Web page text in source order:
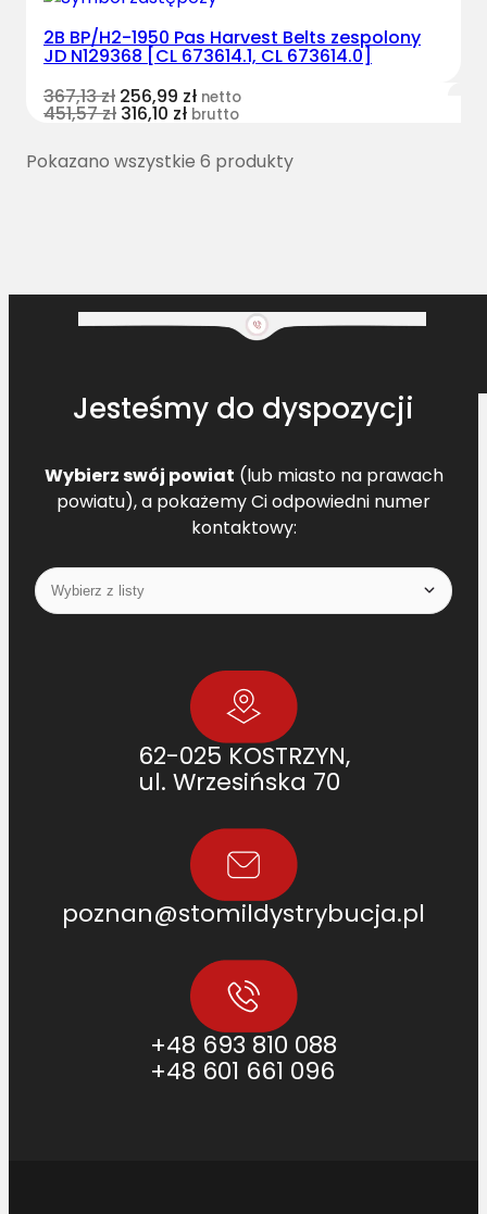
2B BP/H2-1950 Pas Harvest Belts zespolony
JD N129368 [CL 673614.1, CL 673614.0]
367,13zł 256,99 zł netto
451,57zł 316,10 zł brutto
Pokazano wszystkie 6 produkty
Jesteśmy do dyspozycji
Wybierz swój powiat (lub miasto na prawach
powiatu), a pokażemy Ci odpowiedni numer
kontaktowy:
62-025 KOSTRZYN,
ul. Wrzesińska 70
poznan@stomildystrybucja.pl
+48 693 810 088
+48 601 661 096